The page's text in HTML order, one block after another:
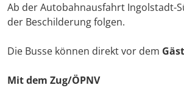
Ab der Autobahnausfahrt Ingolstadt-
der Beschilderung folgen.
Die Busse können direkt vor dem
Mit dem Zug/ÖPNV